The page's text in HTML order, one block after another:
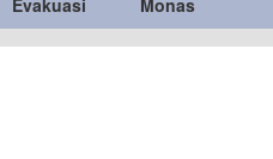
Warga
Terdampak
Berlangsung
Tertib, Polisi